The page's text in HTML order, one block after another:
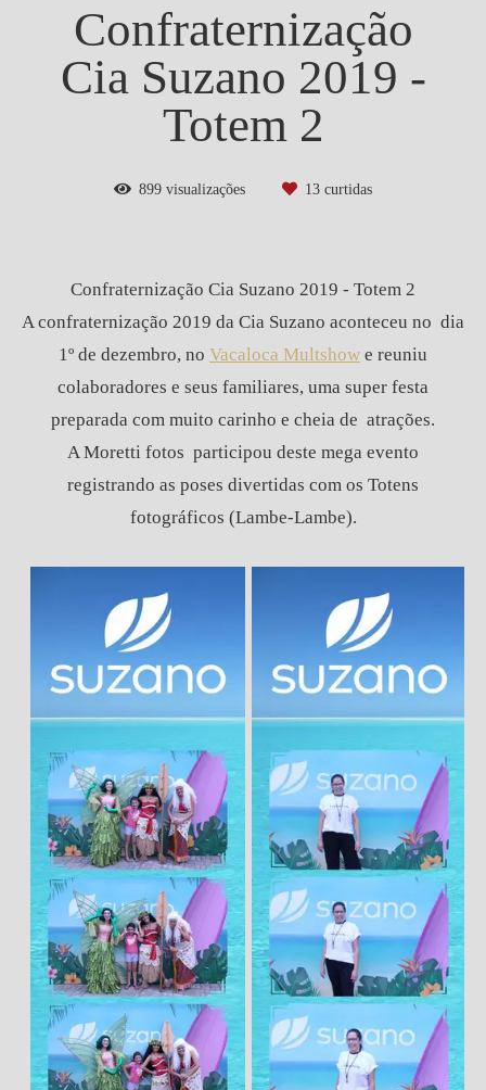
Confraternização
Cia Suzano 2019 -
Totem 2
899 visualizações 13 curtidas
Confraternização Cia Suzano 2019 - Totem 2
A confraternização 2019 da Cia Suzano aconteceu no dia
1º de dezembro, no Vacaloca Multshow e reuniu
colaboradores e seus familiares, uma super festa
preparada com muito carinho e cheia de atrações.
A Moretti fotos participou deste mega evento
registrando as poses divertidas com os Totens
fotográficos (Lambe-Lambe).